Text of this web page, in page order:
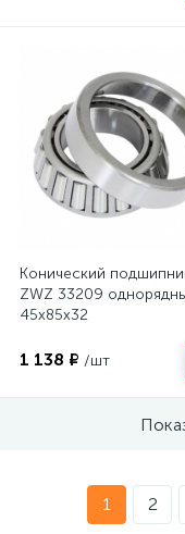
Конический
ZWZ 33209
45x85x32
1 138 ₽ /шт
1 2